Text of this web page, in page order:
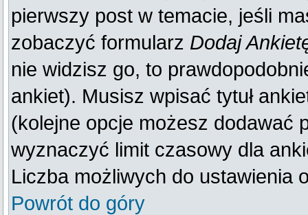
pierwszy post w temacie, jeśli
zobaczyć formularz Dodaj
nie widzisz go, to
ankiet). Musisz wpisać tytuł
(kolejne opcje możesz dodawać
wyznaczyć limit czasowy dla
Liczba możliwych do ustawienia
Powrót do góry